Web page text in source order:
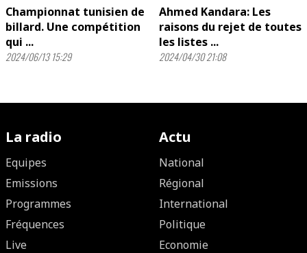
Championnat tunisien de
billard. Une compétition
qui ...
2024/06/13 15:29
Ahmed Kandara: Les
raisons du rejet de toutes
les listes ...
2024/04/30 21:08
La radio
Equipes
Emissions
Programmes
Fréquences
Live
Actu
National
Régional
International
Politique
Economie